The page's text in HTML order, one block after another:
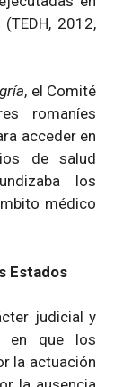
2012,
, el Comité
romaníes
acceder en
de salud
los
médico
Estados
judicial y
en que los
la actuación